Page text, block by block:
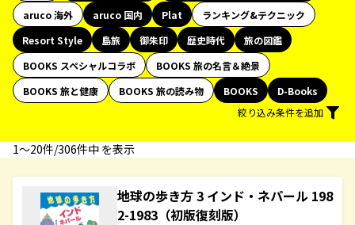
aruco 海外
aruco 国内 Plat
ランキング&テクニック
Resort Style
島旅 御朱印 歴史時代
旅の図鑑
BOOKS スペシャルコラボ
BOOKS 旅の名言＆絶景
BOOKS 旅と健康
BOOKS 旅の読み物 BOOKS
D-Books
絞り込み条件を追加
1〜20件/306件中 を表示
地球の歩き方 3 インド・ネパール 198
2-1983（初版復刻版）